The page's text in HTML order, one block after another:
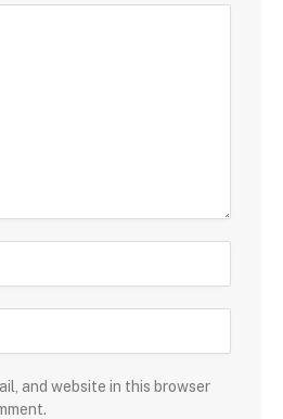
and website in this browser